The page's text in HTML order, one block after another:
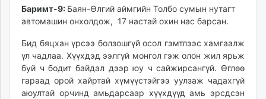
Баримт-9: Баян-Өлгий аймгийн Толбо сумын нутагт
автомашин онхолдож, 17 настай охин нас барсан.
Бид бяцхан үрсээ болзошгүй осол гэмтлээс хамгаалж
үл чадлаа. Хүүхдэд ээлгүй монгол гэж олон жил ярьж
буй ч бодит байдал дээр юу ч сайжирсангүй. Өглөө
гараад орой хайртай хүмүүстэйгээ уулзаж чадахгүй
аюултай орчинд амьдарсаар хүүхдүүд амь эрсдсэн